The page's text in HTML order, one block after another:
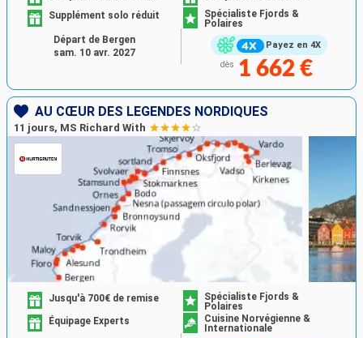
Payez en 4X
Supplément solo réduit
Spécialiste Fjords &
Polaires
dès 1 662 €
Départ de Bergen
sam. 10 avr. 2027
AU CŒUR DES LÉGENDES NORDIQUES
11 jours, MS Richard With
Jusqu'à 700€ de remise
Spécialiste Fjords &
Polaires
Équipage Experts
Cuisine Norvégienne &
Internationale